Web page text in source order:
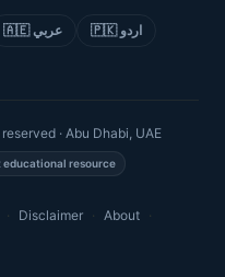
🇦🇪 عربي
🇵🇰 اردو
· Abu Dhabi, UAE
educational resource
· Disclaimer · About ·